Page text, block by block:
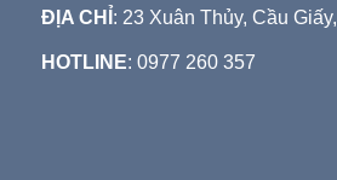
ĐỊA CHỈ : 23 Xuân Thủy, Cầu
HOTLINE: 0977 260 357